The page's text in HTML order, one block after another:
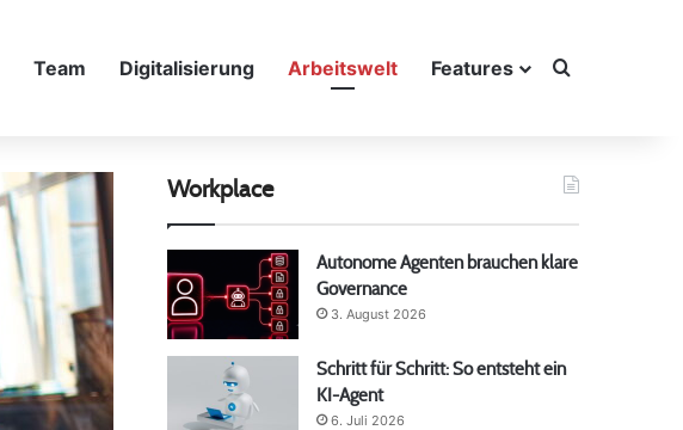
Team Digitalisierung Arbeitswelt Features Suche nach
Workplace
Autonome Agenten brauchen klare
Governance
3. August 2026
Schritt für Schritt: So entsteht ein
KI-Agent
6. Juli 2026